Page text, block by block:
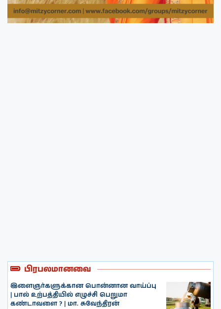
பிரபலமானவை
இளைஞர்களுக்கான பொன்னான வாய்ப்பு
| பால் உற்பத்தியில் எழுச்சி பெறுமா
கண்டாவளை ? | மா. சுவேந்திரன்